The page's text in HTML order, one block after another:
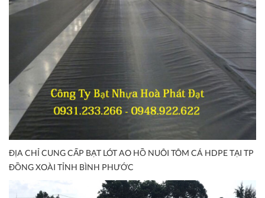
ĐỊA CHỈ CUNG CẤP BẠT LÓT AO HỒ NUÔI TÔM CÁ HDPE TẠI TP
ĐỒNG XOÀI TỈNH BÌNH PHƯỚC